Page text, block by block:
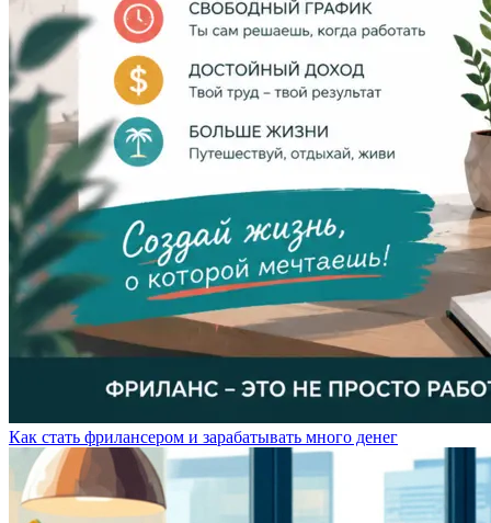
Как стать фрилансером и зарабатывать много денег